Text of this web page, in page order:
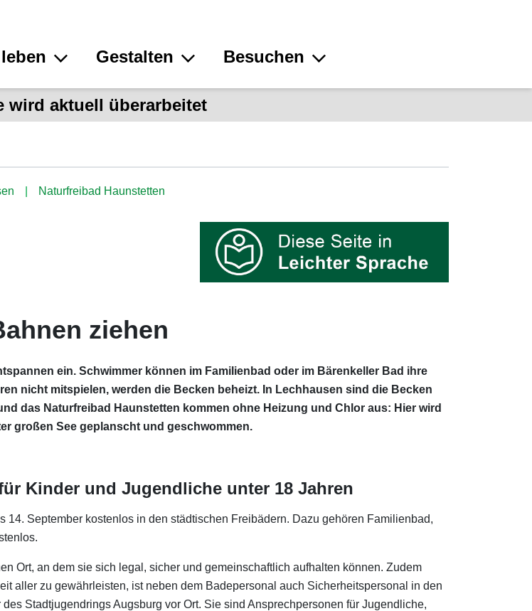
Gestalten Besuchen
wird aktuell überarbeitet
Naturfreibad Haunstetten
ziehen
ein. Schwimmer können im Familienbad oder im Bärenkeller Bad ihre
nicht mitspielen, werden die Becken beheizt. In Lechhausen sind die Becken
das Naturfreibad Haunstetten kommen ohne Heizung und Chlor aus: Hier wird
großen See geplanscht und geschwommen.
Kinder und Jugendliche unter 18 Jahren
September kostenlos in den städtischen Freibädern. Dazu gehören Familienbad,
Ort, an dem sie sich legal, sicher und gemeinschaftlich aufhalten können. Zudem
aller zu gewährleisten, ist neben dem Badepersonal auch Sicherheitspersonal in den
Stadtjugendrings Augsburg vor Ort. Sie sind Ansprechpersonen für Jugendliche,